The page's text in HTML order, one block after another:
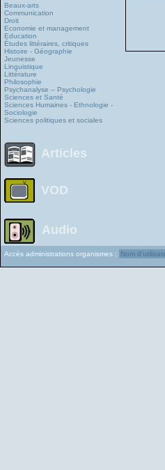
Beaux-arts
Communication
Droit
Economie et management
Education
Études littéraires, critiques
Histoire - Géographie
Jeunesse
Linguistique
Littérature
Philosophie
Psychanalyse – Psychologie
Sciences et Santé
Sciences Humaines - Ethnologie -
Sociologie
Sciences politiques et sociales
Articles
VOD
Audio
Accès administrations organismes :